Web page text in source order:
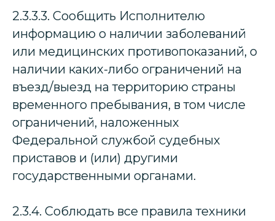
2.3.3.3. Сообщить Исполнителю
информацию о наличии заболеваний
или медицинских противопоказаний, о
наличии каких-либо ограничений на
въезд/выезд на территорию страны
временного пребывания, в том числе
ограничений, наложенных
Федеральной службой судебных
приставов и (или) другими
государственными органами.
2.3.4. Соблюдать все правила техники